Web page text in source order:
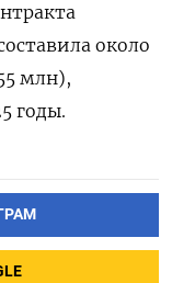
около
млн),
годы.